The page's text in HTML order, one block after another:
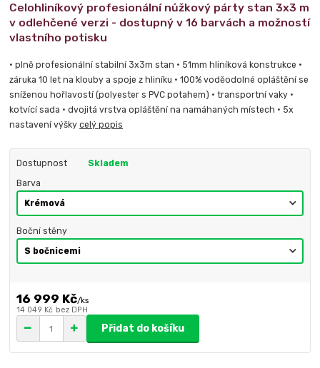
Celohliníkový profesionální nůžkový párty stan 3x3 m
v odlehčené verzi - dostupný v 16 barvách a možností
vlastního potisku
• plně profesionální stabilní 3x3m stan • 51mm hliníková konstrukce •
záruka 10 let na klouby a spoje z hliníku • 100% voděodolné opláštění se
sníženou hořlavostí (polyester s PVC potahem) • transportní vaky •
kotvící sada • dvojitá vrstva opláštění na namáhaných místech • 5x
nastavení výškycelý popis
Dostupnost Skladem
Barva
Boční stěny
16 999 Kč/ks
14 049 Kč bez DPH
Přidat do košíku